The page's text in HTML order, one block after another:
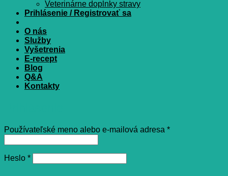
Veterinárne doplnky stravy
Prihlásenie / Registrovať sa
O nás
Služby
Vyšetrenia
E-recept
Blog
Q&A
Kontakty
Používateľské meno alebo e-mailová adresa *Povinné
Heslo *Povinné